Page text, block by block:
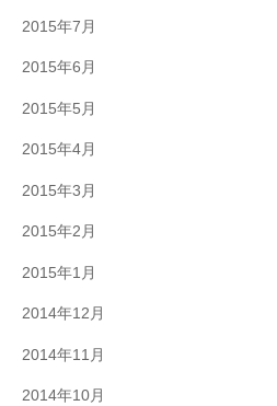
2015年7月
2015年6月
2015年5月
2015年4月
2015年3月
2015年2月
2015年1月
2014年12月
2014年11月
2014年10月